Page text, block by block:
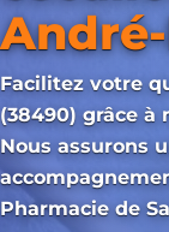
Facilitez votre
(38490) grâce à
Nous assurons
Pharmacie de